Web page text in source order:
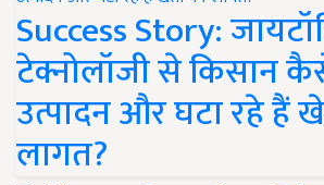
Success Story:
टेक्नोलॉजी से किसान
उत्पादन और घटा रहे हैं
लागत?